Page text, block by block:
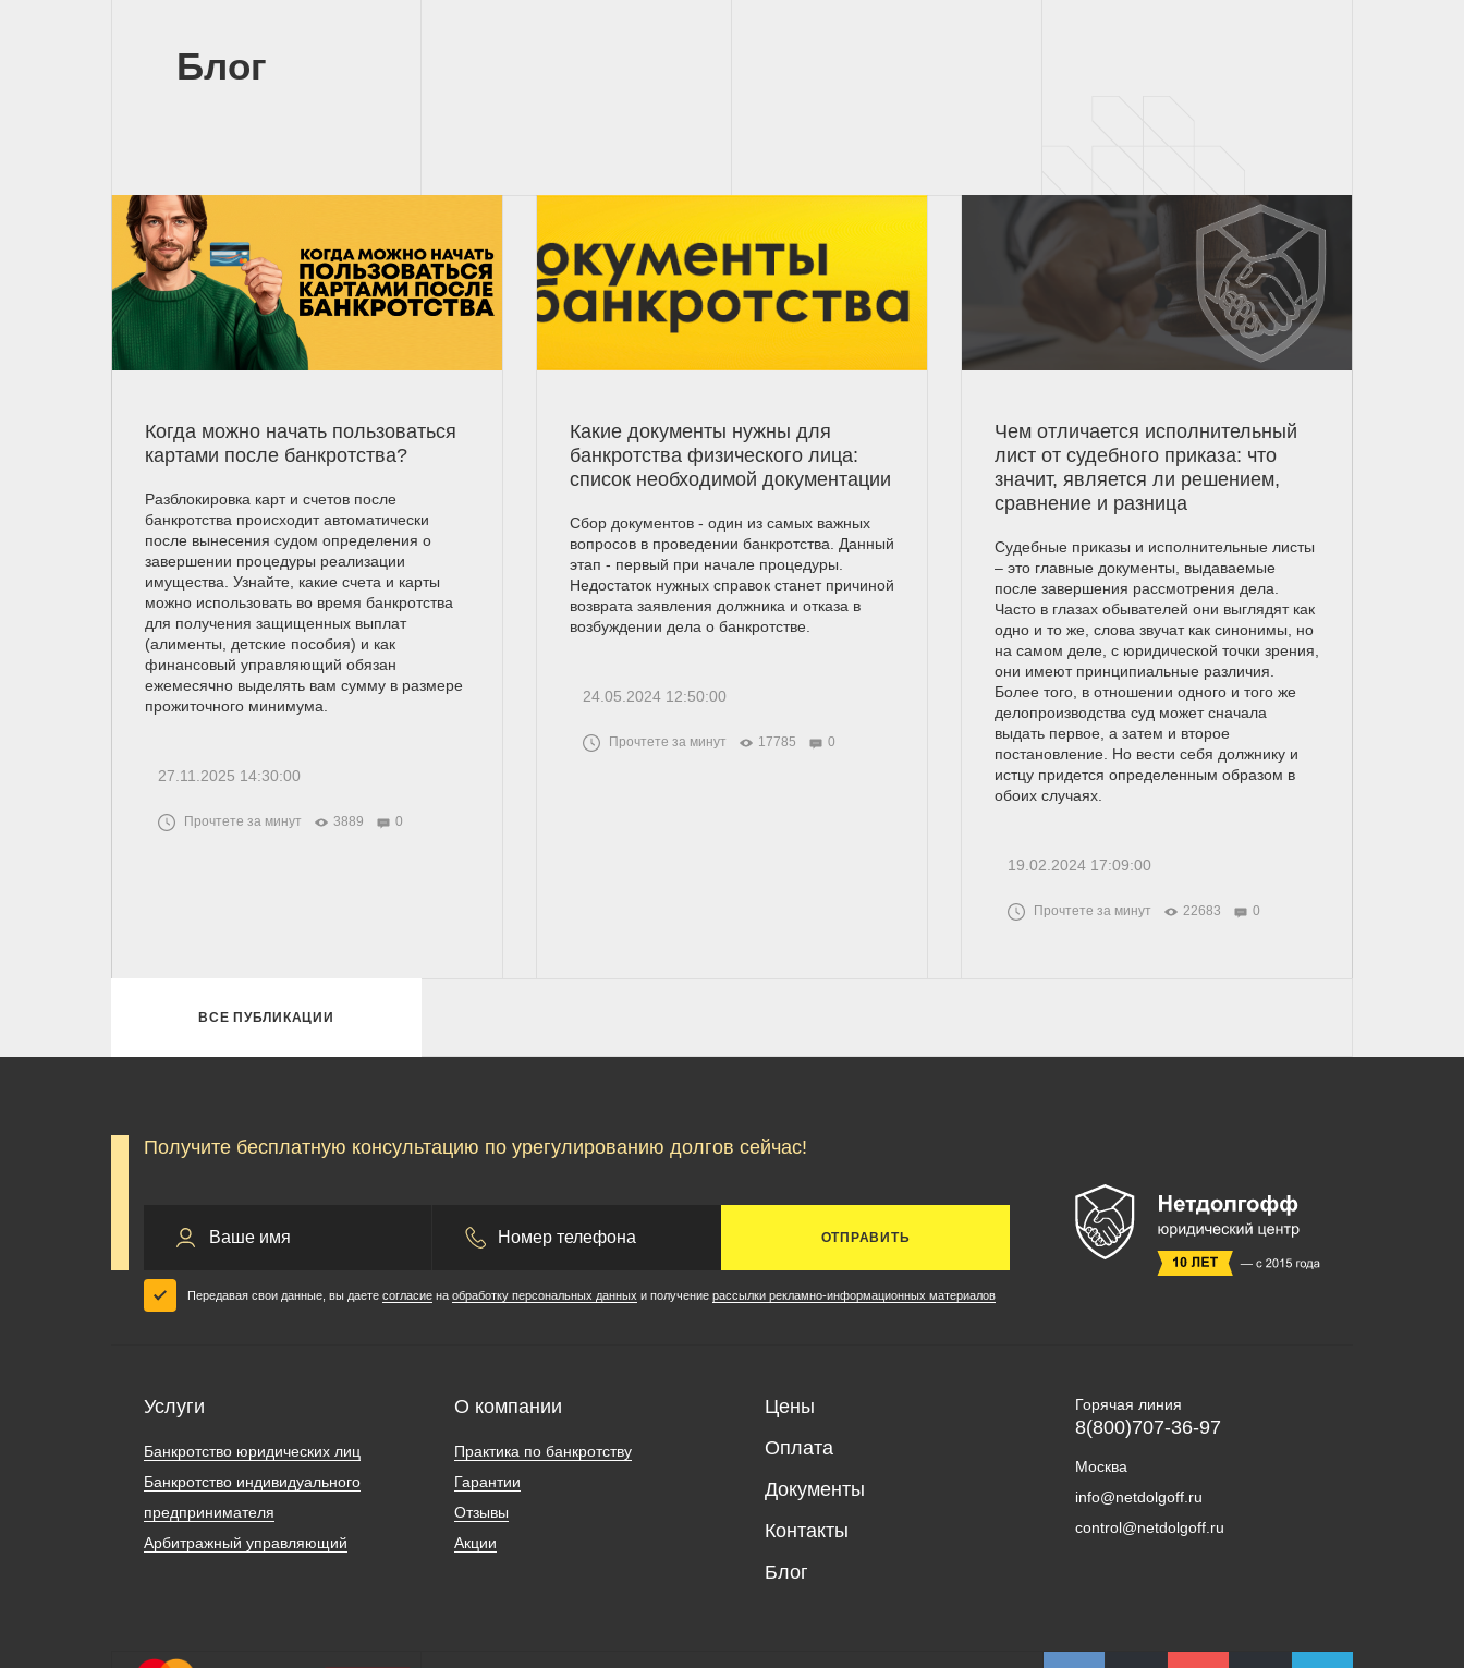
Блог
Когда можно начать пользоваться
картами после банкротства?
Разблокировка карт и счетов после
банкротства происходит автоматически
после вынесения судом определения о
завершении процедуры реализации
имущества. Узнайте, какие счета и карты
можно использовать во время банкротства
для получения защищенных выплат
(алименты, детские пособия) и как
финансовый управляющий обязан
ежемесячно выделять вам сумму в размере
прожиточного минимума.
27.11.2025 14:30:00
Прочтете за минут 3889 0
Какие документы нужны для
банкротства физического лица:
список необходимой документации
Сбор документов - один из самых важных
вопросов в проведении банкротства. Данный
этап - первый при начале процедуры.
Недостаток нужных справок станет причиной
возврата заявления должника и отказа в
возбуждении дела о банкротстве.
24.05.2024 12:50:00
Прочтете за минут 17785 0
Чем отличается исполнительный
лист от судебного приказа: что
значит, является ли решением,
сравнение и разница
Судебные приказы и исполнительные листы
– это главные документы, выдаваемые
после завершения рассмотрения дела.
Часто в глазах обывателей они выглядят как
одно и то же, слова звучат как синонимы, но
на самом деле, с юридической точки зрения,
они имеют принципиальные различия.
Более того, в отношении одного и того же
делопроизводства суд может сначала
выдать первое, а затем и второе
постановление. Но вести себя должнику и
истцу придется определенным образом в
обоих случаях.
19.02.2024 17:09:00
Прочтете за минут 22683 0
ВСЕ ПУБЛИКАЦИИ
Получите бесплатную консультацию по урегулированию долгов сейчас!
ОТПРАВИТЬ
Передавая свои данные, вы даете согласие на обработку персональных данных и получение рассылки рекламно-информационных материалов
Услуги
Банкротство юридических лиц
Банкротство индивидуального
предпринимателя
Арбитражный управляющий
О компании
Практика по банкротству
Гарантии
Отзывы
Акции
Цены
Оплата
Документы
Контакты
Блог
Горячая линия
8(800)707-36-97
Москва
info@netdolgoff.ru
control@netdolgoff.ru